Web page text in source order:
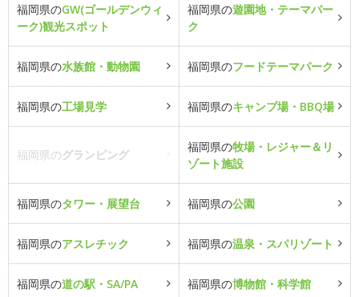
福岡県のGW(ゴールデンウィ
ーク)観光スポット
福岡県の遊園地・テーマパー
ク
福岡県の水族館・動物園 福岡県のフードテーマパーク
福岡県の工場見学 福岡県のキャンプ場・BBQ場
福岡県のグランピング
福岡県の牧場・レジャー＆リ
ゾート施設
福岡県のタワー・展望台 福岡県の公園
福岡県のアスレチック 福岡県の温泉・スパリゾート
福岡県の道の駅・SA/PA 福岡県の博物館・科学館